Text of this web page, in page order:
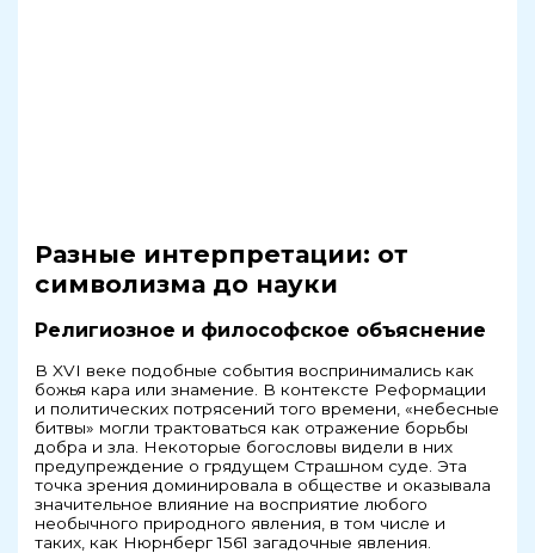
Разные интерпретации: от
символизма до науки
Религиозное и философское объяснение
В XVI веке подобные события воспринимались как
божья кара или знамение. В контексте Реформации
и политических потрясений того времени, «небесные
битвы» могли трактоваться как отражение борьбы
добра и зла. Некоторые богословы видели в них
предупреждение о грядущем Страшном суде. Эта
точка зрения доминировала в обществе и оказывала
значительное влияние на восприятие любого
необычного природного явления, в том числе и
таких, как Нюрнберг 1561 загадочные явления.